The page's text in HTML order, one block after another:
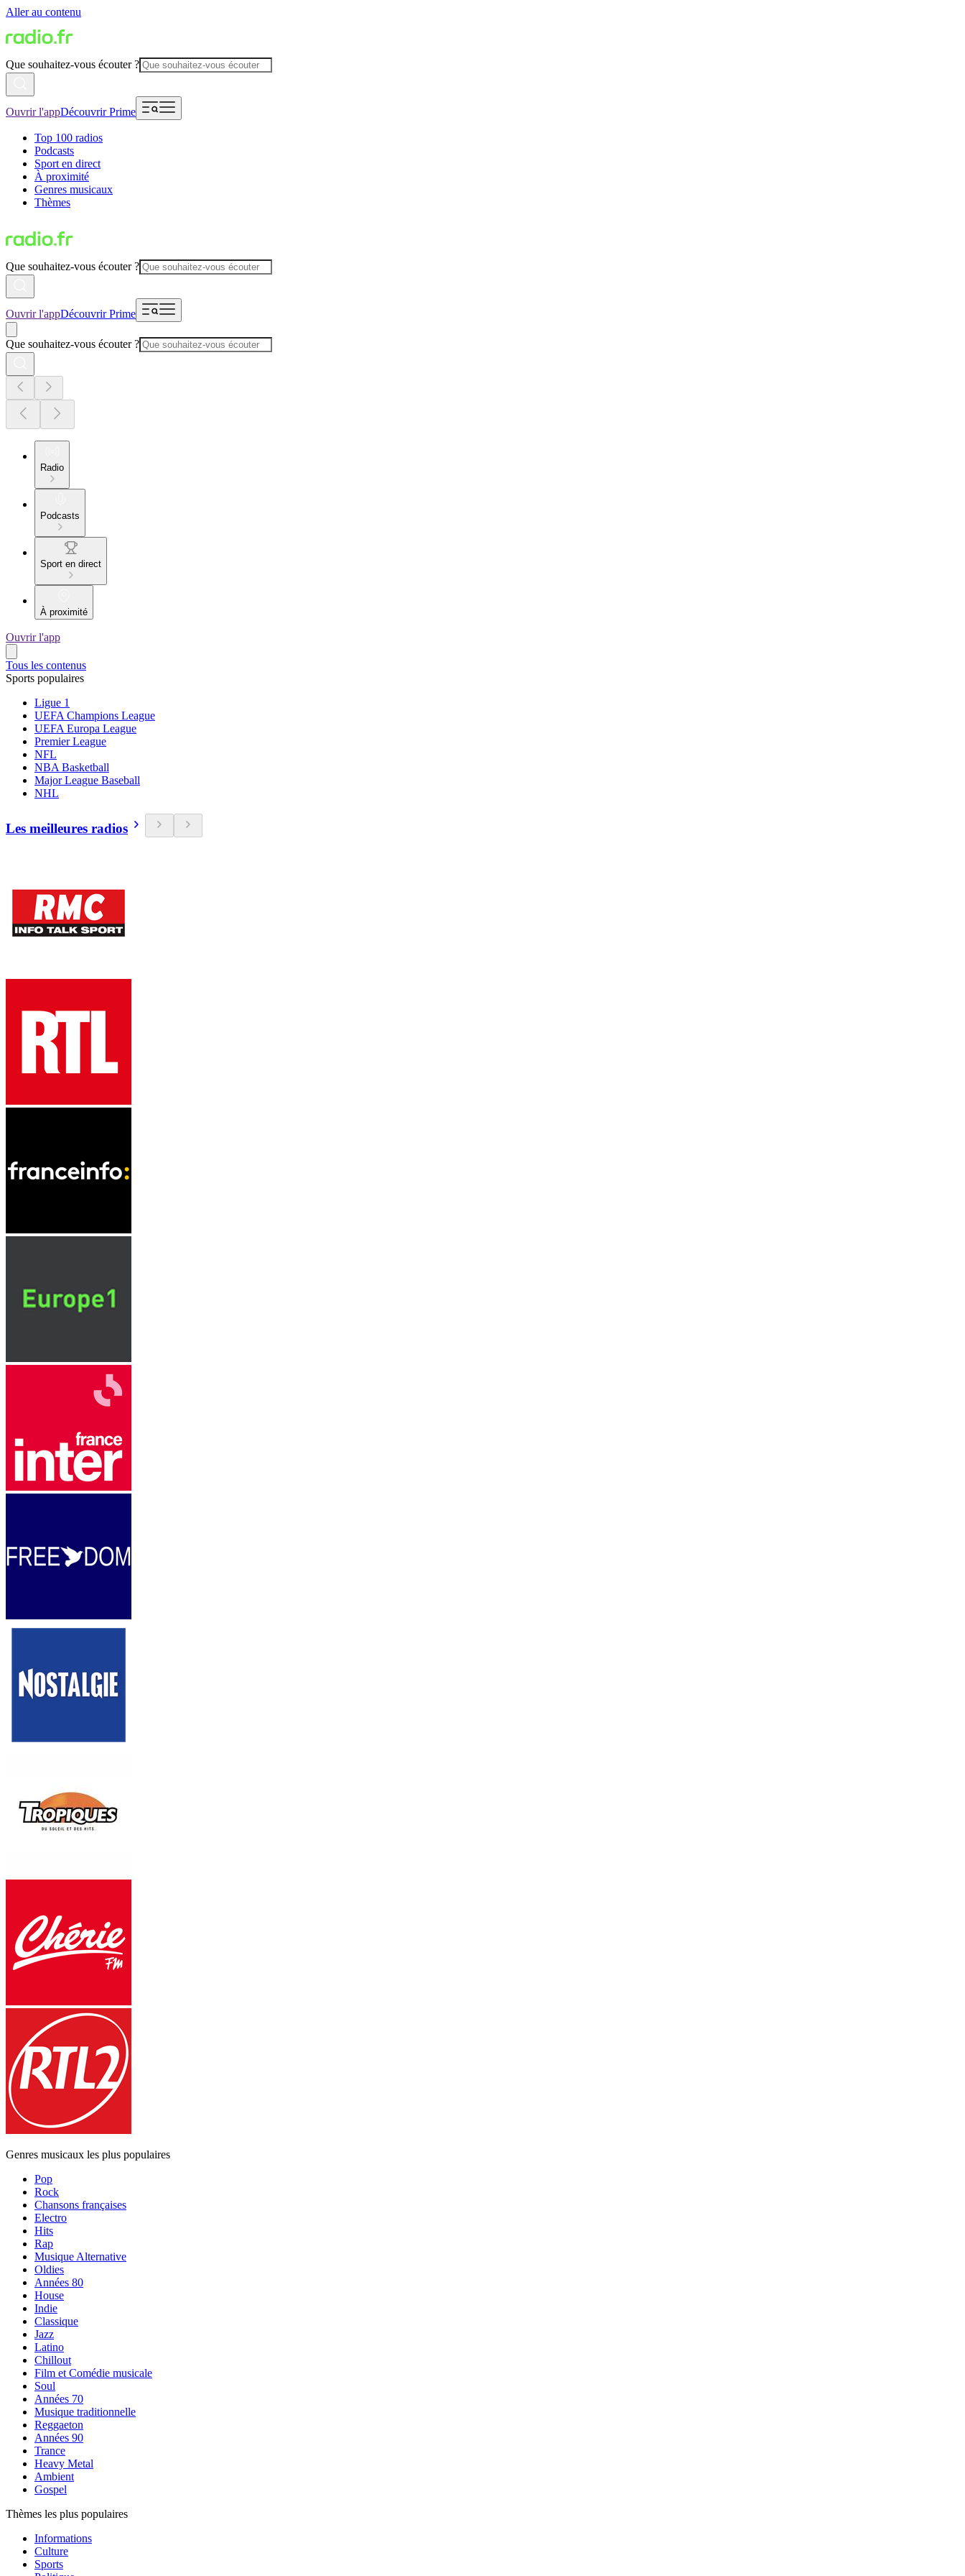
Aller au contenu
Que souhaitez-vous écouter ?
Ouvrir l'appDécouvrir Prime
Top 100 radios
Podcasts
Sport en direct
À proximité
Genres musicaux
Thèmes
Que souhaitez-vous écouter ?
Ouvrir l'appDécouvrir Prime
Que souhaitez-vous écouter ?
Radio
Podcasts
Sport en direct
À proximité
Ouvrir l'app
Tous les contenus
Sports populaires
Ligue 1
UEFA Champions League
UEFA Europa League
Premier League
NFL
NBA Basketball
Major League Baseball
NHL
Les meilleures radios
Genres musicaux les plus populaires
Pop
Rock
Chansons françaises
Electro
Hits
Rap
Musique Alternative
Oldies
Années 80
House
Indie
Classique
Jazz
Latino
Chillout
Film et Comédie musicale
Soul
Années 70
Musique traditionnelle
Reggaeton
Années 90
Trance
Heavy Metal
Ambient
Gospel
Thèmes les plus populaires
Informations
Culture
Sports